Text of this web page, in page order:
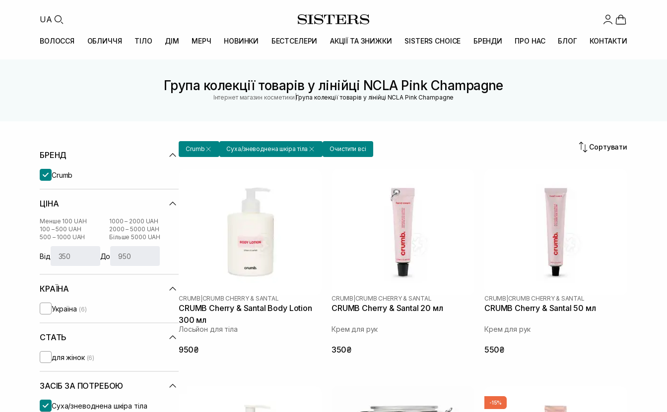
UA
ВОЛОССЯ ОБЛИЧЧЯ ТІЛО ДІМ МЕРЧ НОВИНКИ БЕСТСЕЛЕРИ АКЦІЇ ТА ЗНИЖКИ SISTERS CHOICE БРЕНДИ ПРО НАС БЛОГ КОНТАКТИ
Група колекції товарів у лінійці NCLA Pink Champagne
Інтернет магазин косметики |Група колекції товарів у лінійці NCLA Pink Champagne
БРЕНД
Crumb
ЦІНА
Менше 100 UAH
100 – 500 UAH
500 – 1000 UAH
1000 – 2000 UAH
2000 – 5000 UAH
Більше 5000 UAH
Від До
КРАЇНА
Україна (6)
СТАТЬ
для жінок (6)
ЗАСІБ ЗА ПОТРЕБОЮ
Суха/зневоднена шкіра тіла
Crumb Суха/зневоднена шкіра тіла Очистити всі Сортувати
CRUMB CRUMB CHERRY & SANTAL
CRUMB Cherry & Santal Body Lotion
300 мл
Лосьйон для тіла
950₴
CRUMB CRUMB CHERRY & SANTAL
CRUMB Cherry & Santal 20 мл
Крем для рук
350₴
CRUMB CRUMB CHERRY & SANTAL
CRUMB Cherry & Santal 50 мл
Крем для рук
550₴
-15%